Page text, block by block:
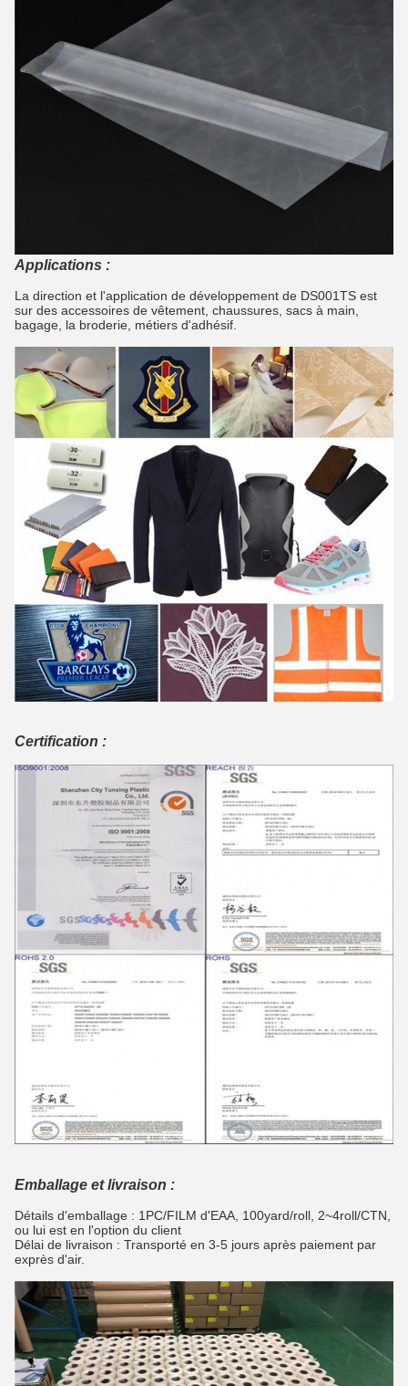
Applications :
La direction et l'application de développement de DS001TS est
sur des accessoires de vêtement, chaussures, sacs à main,
bagage, la broderie, métiers d'adhésif.
Certification :
Emballage et livraison :
Détails d'emballage : 1PC/FILM d'EAA, 100yard/roll, 2~4roll/CTN,
ou lui est en l'option du client
Délai de livraison : Transporté en 3-5 jours après paiement par
exprès d'air.